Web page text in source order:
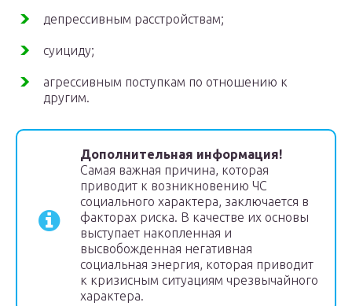
депрессивным расстройствам;
суициду;
агрессивным поступкам по отношению к
другим.
Дополнительная информация!
Самая важная причина, которая
приводит к возникновению ЧС
социального характера, заключается в
факторах риска. В качестве их основы
выступает накопленная и
высвобожденная негативная
социальная энергия, которая приводит
к кризисным ситуациям чрезвычайного
характера.